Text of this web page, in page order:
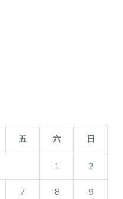
五 六 日
1 2
7 8 9